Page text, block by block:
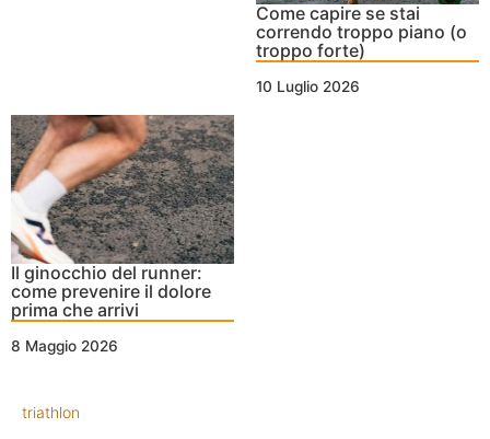
Come capire se stai
correndo troppo piano (o
troppo forte)
10 Luglio 2026
Il ginocchio del runner:
come prevenire il dolore
prima che arrivi
8 Maggio 2026
triathlon